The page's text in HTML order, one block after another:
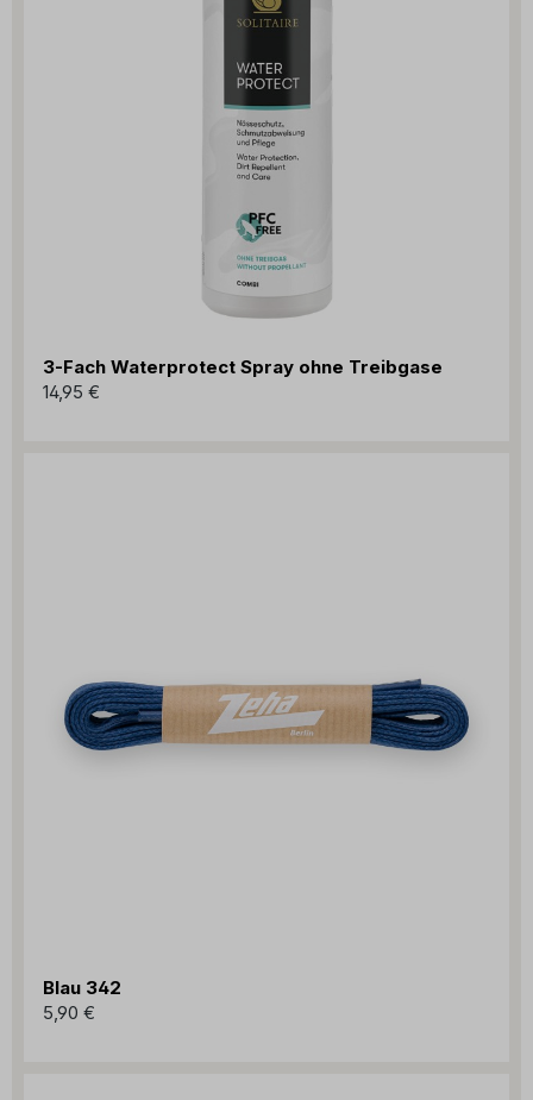
3-Fach Waterprotect Spray ohne Treibgase
14,95 €
Blau 342
5,90 €